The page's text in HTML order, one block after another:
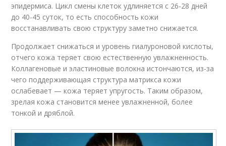
эпидермиса. Цикл смены клеток удлиняется с 26-28 дней
до 40-45 суток, то есть способность кожи
восстанавливать свою структуру заметно снижается.
Продолжает снижаться и уровень гиалуроновой кислоты,
отчего кожа теряет свою естественную увлажненность.
Коллагеновые и эластиновые волокна истончаются, из-за
чего поддерживающая структура матрикса кожи
ослабевает — кожа теряет упругость. Таким образом,
зрелая кожа становится менее увлажненной, более
тонкой и дряблой.